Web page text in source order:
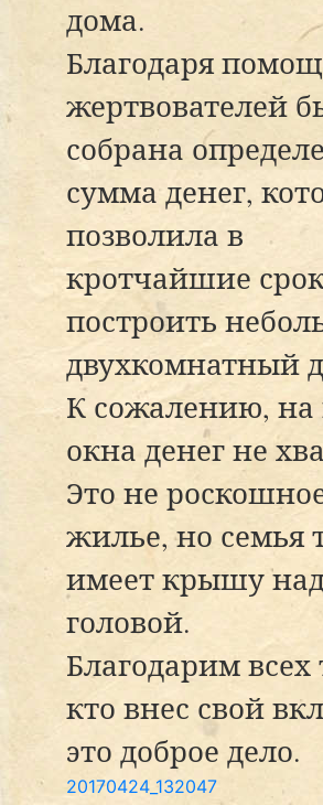
дома.
Благодаря
жертвователей
собрана
сумма денег,
позволила в
кротчайшие
построить
двухкомнатный
К сожалению, на
окна денег не
Это не
жилье, но семья
имеет крышу
головой.
Благодарим всех
кто внес свой
это доброе дело.
20170424_132047